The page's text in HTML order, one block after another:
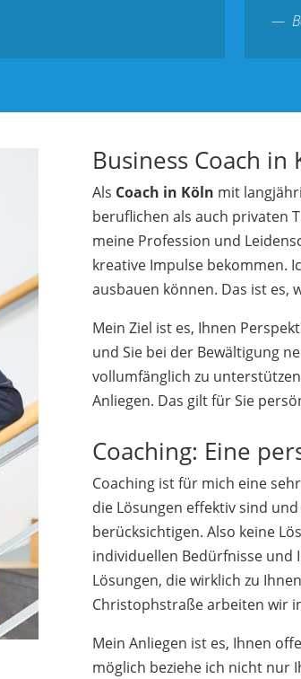
Business Coach in
Als Coach in Köln mit
beruflichen als auch privaten
meine Profession und
kreative Impulse bekommen.
ausbauen können. Das ist es,
Mein Ziel ist es, Ihnen
und Sie bei der Bewältigung
vollumfänglich zu
Anliegen. Das gilt für Sie
Coaching: Eine
Coaching ist für mich eine
die Lösungen effektiv sind
berücksichtigen. Also keine
individuellen Bedürfnisse und
Lösungen, die wirklich zu
Christophstraße arbeiten wir
Mein Anliegen ist es, Ihnen
möglich beziehe ich nicht nur